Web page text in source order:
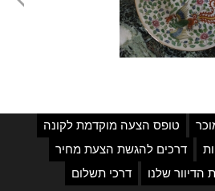
טופס הצעה מוקדמת לקונה
דרכים להגשת הצעת מחיר
שלנו
דרכי תשלום